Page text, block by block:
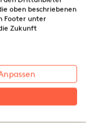
oben beschriebenen
Footer unter
Zukunft